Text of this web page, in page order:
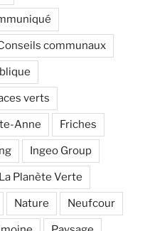
communaux
verts
Anne Friches
Ingeo Group
La Planète Verte
Nature Neufcour